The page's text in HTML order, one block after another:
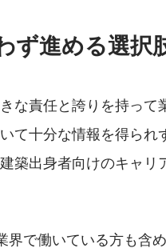
ず進める選択
な責任と誇りを持って
て十分な情報を得られ
築出身者向けのキャリ
で働いている方も含